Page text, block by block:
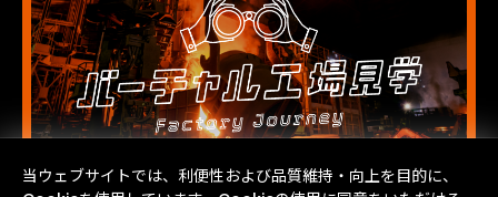
当ウェブサイトでは、利便性および品質維持・向上を目的に、